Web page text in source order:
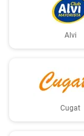
Alvi
Cugat